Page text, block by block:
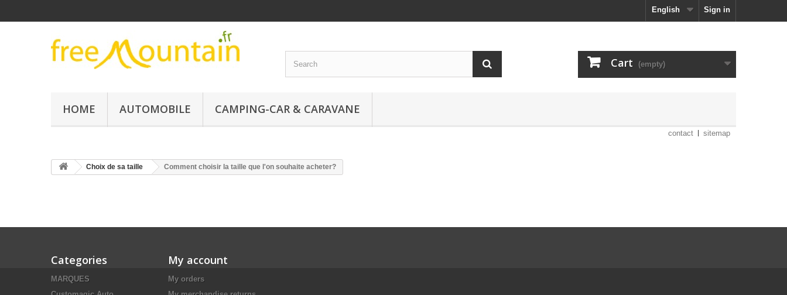
Sign in
English
Cart (empty)
HOME AUTOMOBILE CAMPING-CAR & CARAVANE
contact sitemap
Choix de sa taille Comment choisir la taille que l'on souhaite acheter?
Categories
MARQUES
My account
My orders